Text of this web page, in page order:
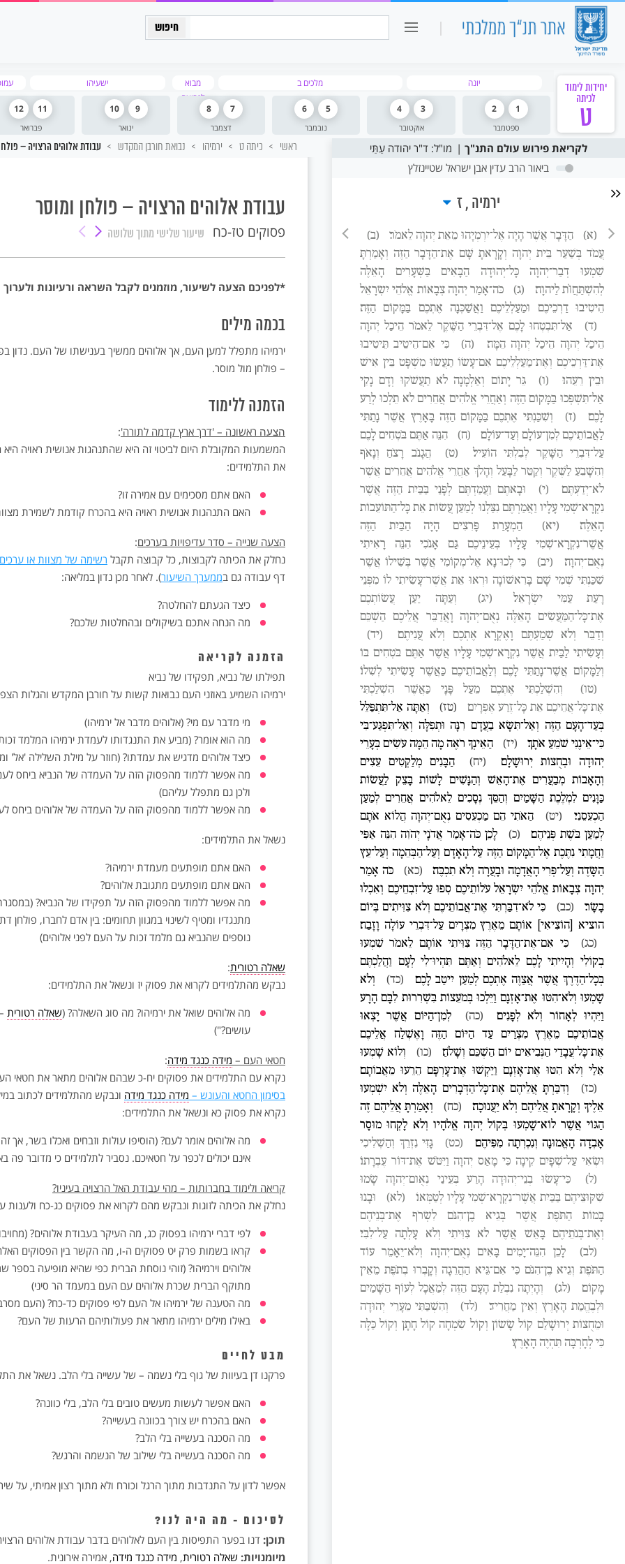
חיפוש:
כיתה ו כיתה יב
יחידות לימוד
לכיתה
ט
יונה מלכים ב
מבוא
לנבואה
ישעיהו
ספטמבר
1
2
אוקטובר
3
4
נובמבר
5
6
דצמבר
7
8
ינואר
9
10
פברואר
11
12
לקריאת פירוש עולם התנ"ך
מו"ל: ד"ר יהודה עַתַּי
ביאור הרב עדין אבן ישראל שטיינזלץ
ירמיה ז
(א) הַדָּבָר אֲשֶׁר הָיָה אֶל־יִרְמְיָהוּ מֵאֵת יְהוָה לֵאמֹר׃
(ב)
עֲמֹד בְּשַׁעַר בֵּית יְהוָה וְקָרָאתָ שָּׁם אֶת־הַדָּבָר הַזֶּה וְאָמַרְתָּ
שִׁמְעוּ דְבַר־יְהוָה כָּל־יְהוּדָה הַבָּאִים בַּשְּׁעָרִים הָאֵלֶּה
לְהִשְׁתַּחֲוֺת לַיהוָה׃
(ג)
כֹּה־אָמַר יְהוָה צְבָאוֹת אֱלֹהֵי יִשְׂרָאֵל
הֵיטִיבוּ דַרְכֵיכֶם וּמַעַלְלֵיכֶם וַאֲשַׁכְּנָה אֶתְכֶם בַּמָּקוֹם הַזֶּה׃
(ד)
אַל־תִּבְטְחוּ לָכֶם אֶל־דִּבְרֵי הַשֶּׁקֶר לֵאמֹר הֵיכַל יְהוָה
הֵיכַל יְהוָה הֵיכַל יְהוָה הֵמָּה׃
(ה)
כִּי אִם־הֵיטֵיב תֵּיטִיבוּ
אֶת־דַּרְכֵיכֶם וְאֶת־מַעַלְלֵיכֶם אִם־עָשׂוֹ תַעֲשׂוּ מִשְׁפָּט בֵּין אִישׁ
וּבֵין רֵעֵהוּ׃
(ו)
גֵּר יָתוֹם וְאַלְמָנָה לֹא תַעֲשֹׁקוּ וְדָם נָקִי
אַל־תִּשְׁפְּכוּ בַּמָּקוֹם הַזֶּה וְאַחֲרֵי אֱלֹהִים אֲחֵרִים לֹא תֵלְכוּ לְרַע
לָכֶם׃
(ז)
וְשִׁכַּנְתִּי אֶתְכֶם בַּמָּקוֹם הַזֶּה בָּאָרֶץ אֲשֶׁר נָתַתִּי
לַאֲבוֹתֵיכֶם לְמִן־עוֹלָם וְעַד־עוֹלָם׃
(ח)
הִנֵּה אַתֶּם בֹּטְחִים לָכֶם
עַל־דִּבְרֵי הַשָּׁקֶר לְבִלְתִּי הוֹעִיל׃
(ט)
הֲגָנֹב רָצֹחַ וְנָאֹף
וְהִשָּׁבֵעַ לַשֶּׁקֶר וְקַטֵּר לַבָּעַל וְהָלֹךְ אַחֲרֵי אֱלֹהִים אֲחֵרִים אֲשֶׁר
לֹא־יְדַעְתֶּם׃
(י)
וּבָאתֶם וַעֲמַדְתֶּם לְפָנַי בַּבַּיִת הַזֶּה אֲשֶׁר
נִקְרָא־שְׁמִי עָלָיו וַאֲמַרְתֶּם נִצַּלְנוּ לְמַעַן עֲשׂוֹת אֵת כָּל־הַתּוֹעֵבוֹת
הָאֵלֶּה׃
(יא)
הַמְעָרַת פָּרִצִים הָיָה הַבַּיִת הַזֶּה
אֲשֶׁר־נִקְרָא־שְׁמִי עָלָיו בְּעֵינֵיכֶם גַּם אָנֹכִי הִנֵּה רָאִיתִי
נְאֻם־יְהוָה׃
(יב)
כִּי לְכוּ־נָא אֶל־מְקוֹמִי אֲשֶׁר בְּשִׁילוֹ אֲשֶׁר
שִׁכַּנְתִּי שְׁמִי שָׁם בָּרִאשׁוֹנָה וּרְאוּ אֵת אֲשֶׁר־עָשִׂיתִי לוֹ מִפְּנֵי
רָעַת עַמִּי יִשְׂרָאֵל׃
(יג)
וְעַתָּה יַעַן עֲשׂוֹתְכֶם
אֶת־כָּל־הַמַּעֲשִׂים הָאֵלֶּה נְאֻם־יְהוָה וָאֲדַבֵּר אֲלֵיכֶם הַשְׁכֵּם
וְדַבֵּר וְלֹא שְׁמַעְתֶּם וָאֶקְרָא אֶתְכֶם וְלֹא עֲנִיתֶם׃
(יד)
וְעָשִׂיתִי לַבַּיִת אֲשֶׁר נִקְרָא־שְׁמִי עָלָיו אֲשֶׁר אַתֶּם בֹּטְחִים בּוֹ
וְלַמָּקוֹם אֲשֶׁר־נָתַתִּי לָכֶם וְלַאֲבוֹתֵיכֶם כַּאֲשֶׁר עָשִׂיתִי לְשִׁלוֹ׃
(טו)
וְהִשְׁלַכְתִּי אֶתְכֶם מֵעַל פָּנָי כַּאֲשֶׁר הִשְׁלַכְתִּי
אֶת־כָּל־אֲחֵיכֶם אֵת כָּל־זֶרַע אֶפְרָיִם׃
(טז)
וְאַתָּה אַל־תִּתְפַּלֵּל
בְּעַד־הָעָם הַזֶּה וְאַל־תִּשָּׂא בַעֲדָם רִנָּה וּתְפִלָּה וְאַל־תִּפְגַּע־בִּי
כִּי־אֵינֶנִּי שֹׁמֵעַ אֹתָךְ׃
(יז)
הַאֵינְךָ רֹאֶה מָה הֵמָּה עֹשִׂים בְּעָרֵי
יְהוּדָה וּבְחֻצוֹת יְרוּשָׁלִָם׃
(יח)
הַבָּנִים מְלַקְּטִים עֵצִים
וְהָאָבוֹת מְבַעֲרִים אֶת־הָאֵשׁ וְהַנָּשִׁים לָשׁוֹת בָּצֵק לַעֲשׂוֹת
כַּוָּנִים לִמְלֶכֶת הַשָּׁמַיִם וְהַסֵּךְ נְסָכִים לֵאלֹהִים אֲחֵרִים לְמַעַן
הַכְעִסֵנִי׃
(יט)
הַאֹתִי הֵם מַכְעִסִים נְאֻם־יְהוָה הֲלוֹא אֹתָם
לְמַעַן בֹּשֶׁת פְּנֵיהֶם׃
(כ)
לָכֵן כֹּה־אָמַר אֲדֹנָי יְהֹוִה הִנֵּה אַפִּי
וַחֲמָתִי נִתֶּכֶת אֶל־הַמָּקוֹם הַזֶּה עַל־הָאָדָם וְעַל־הַבְּהֵמָה וְעַל־עֵץ
הַשָּׂדֶה וְעַל־פְּרִי הָאֲדָמָה וּבָעֲרָה וְלֹא תִכְבֶּה׃
(כא)
כֹּה אָמַר
יְהוָה צְבָאוֹת אֱלֹהֵי יִשְׂרָאֵל עֹלוֹתֵיכֶם סְפוּ עַל־זִבְחֵיכֶם וְאִכְלוּ
בָשָׂר׃
(כב)
כִּי לֹא־דִבַּרְתִּי אֶת־אֲבוֹתֵיכֶם וְלֹא צִוִּיתִים בְּיוֹם
הוציא [הוֹצִיאִי] אוֹתָם מֵאֶרֶץ מִצְרָיִם עַל־דִּבְרֵי עוֹלָה וָזָבַח׃
(כג)
כִּי אִם־אֶת־הַדָּבָר הַזֶּה צִוִּיתִי אוֹתָם לֵאמֹר שִׁמְעוּ
בְקוֹלִי וְהָיִיתִי לָכֶם לֵאלֹהִים וְאַתֶּם תִּהְיוּ־לִי לְעָם וַהֲלַכְתֶּם
בְּכָל־הַדֶּרֶךְ אֲשֶׁר אֲצַוֶּה אֶתְכֶם לְמַעַן יִיטַב לָכֶם׃
(כד)
וְלֹא
שָׁמְעוּ וְלֹא־הִטּוּ אֶת־אָזְנָם וַיֵּלְכוּ בְּמֹעֵצוֹת בִּשְׁרִרוּת לִבָּם הָרָע
וַיִּהְיוּ לְאָחוֹר וְלֹא לְפָנִים׃
(כה)
לְמִן־הַיּוֹם אֲשֶׁר יָצְאוּ
אֲבוֹתֵיכֶם מֵאֶרֶץ מִצְרַיִם עַד הַיּוֹם הַזֶּה וָאֶשְׁלַח אֲלֵיכֶם
אֶת־כָּל־עֲבָדַי הַנְּבִיאִים יוֹם הַשְׁכֵּם וְשָׁלֹחַ׃
(כו)
וְלוֹא שָׁמְעוּ
אֵלַי וְלֹא הִטּוּ אֶת־אָזְנָם וַיַּקְשׁוּ אֶת־עָרְפָּם הֵרֵעוּ מֵאֲבוֹתָם׃
(כז)
וְדִבַּרְתָּ אֲלֵיהֶם אֶת־כָּל־הַדְּבָרִים הָאֵלֶּה וְלֹא יִשְׁמְעוּ
אֵלֶיךָ וְקָרָאתָ אֲלֵיהֶם וְלֹא יַעֲנוּכָה׃
(כח)
וְאָמַרְתָּ אֲלֵיהֶם זֶה
הַגּוֹי אֲשֶׁר לוֹא־שָׁמְעוּ בְּקוֹל יְהוָה אֱלֹהָיו וְלֹא לָקְחוּ מוּסָר
אָבְדָה הָאֱמוּנָה וְנִכְרְתָה מִפִּיהֶם׃
(כט)
גָּזִּי נִזְרֵךְ וְהַשְׁלִיכִי
וּשְׂאִי עַל־שְׁפָיִם קִינָה כִּי מָאַס יְהוָה וַיִּטֹּשׁ אֶת־דּוֹר עֶבְרָתוֹ׃
(ל)
כִּי־עָשׂוּ בְנֵי־יְהוּדָה הָרַע בְּעֵינַי נְאֻום־יְהוָה שָׂמוּ
שִׁקּוּצֵיהֶם בַּבַּיִת אֲשֶׁר־נִקְרָא־שְׁמִי עָלָיו לְטַמְּאוֹ׃
(לא)
וּבָנוּ
בָּמוֹת הַתֹּפֶת אֲשֶׁר בְּגֵיא בֶן־הִנֹּם לִשְׂרֹף אֶת־בְּנֵיהֶם
וְאֶת־בְּנֹתֵיהֶם בָּאֵשׁ אֲשֶׁר לֹא צִוִּיתִי וְלֹא עָלְתָה עַל־לִבִּי׃
(לב)
לָכֵן הִנֵּה־יָמִים בָּאִים נְאֻם־יְהוָה וְלֹא־יֵאָמֵר עוֹד
הַתֹּפֶת וְגֵיא בֶן־הִנֹּם כִּי אִם־גֵּיא הַהֲרֵגָה וְקָבְרוּ בְתֹפֶת מֵאֵין
מָקוֹם׃
(לג)
וְהָיְתָה נִבְלַת הָעָם הַזֶּה לְמַאֲכָל לְעוֹף הַשָּׁמַיִם
וּלְבֶהֱמַת הָאָרֶץ וְאֵין מַחֲרִיד׃
(לד)
וְהִשְׁבַּתִּי מֵעָרֵי יְהוּדָה
וּמֵחֻצוֹת יְרוּשָׁלִַם קוֹל שָׂשׂוֹן וְקוֹל שִׂמְחָה קוֹל חָתָן וְקוֹל כַּלָּה
כִּי לְחָרְבָּה תִּהְיֶה הָאָרֶץ׃
ראשי כיתה ט ירמיהו נבואת חורבן המקדש עבודת אלוהים הרצויה –
עבודת אלוהים הרצויה – פולחן ומוסר
פסוקים טז-כח שיעור שלישי מתוך שלושה
*לפניכם הצעה לשיעור, מוזמנים לקבל השראה ורעיונות
בכמה מילים
ירמיהו מתפלל למען העם, אך אלוהים ממשיך בענישתו של העם. נדון
– פולחן מול מוסר.
הזמנה ללימוד
הצעה ראשונה – 'דרך ארץ קדמה לתורה':
המשמעות המקובלת היום לביטוי זה היא שהתנהגות אנושית ראויה
את התלמידים:
האם אתם מסכימים עם אמירה זו?
האם התנהגות אנושית ראויה היא בהכרח קודמת לשמירת
הצעה שנייה – סדר עדיפויות בערכים:
נחלק את הכיתה לקבוצות, כל קבוצה תקבל רשימה של מצוות או ערכים
דף עבודה גם בממערך השיעור). לאחר מכן נדון במליאה:
כיצד הגעתם להחלטה?
מה הנחה אתכם בשיקולים ובהחלטות שלכם?
הזמנה לקריאה
תפילתו של נביא, תפקידו של נביא
ירמיהו השמיע באוזני העם נבואות קשות על חורבן המקדש והגלות
מי מדבר עם מי? (אלוהים מדבר אל ירמיהו)
מה הוא אומר? (מביע את התנגדותו לעמדת ירמיהו המלמד
כיצד אלוהים מדגיש את עמדתו? (חוזר על מילת השלילה 'אל'
מה אפשר ללמוד מהפסוק הזה על העמדה של הנביא ביחס
ולכן גם מתפלל עליהם)
מה אפשר ללמוד מהפסוק הזה על העמדה של אלוהים ביחס
נשאל את התלמידים:
האם אתם מופתעים מעמדת ירמיהו?
האם אתם מופתעים מתגובת אלוהים?
מה אפשר ללמוד מהפסוק הזה על תפקידו של הנביא?
מתנגדיו ומטיף לשינוי במגוון תחומים: בין אדם לחברו,
נוספים שהנביא גם מלמד זכות על העם לפני אלוהים)
שאלה רטורית:
נבקש מהתלמידים לקרוא את פסוק יז ונשאל את התלמידים:
מה אלוהים שואל את ירמיהו? מה סוג השאלה? (שאלה רטורית
עושים?")
חטאי העם – מידה כנגד מידה:
נקרא עם התלמידים את פסוקים יח-כ שבהם אלוהים מתאר את חטאי
בסימון החטא והעונש – מידה כנגד מידה ונבקש מהתלמידים לכתוב
נקרא את פסוק כא ונשאל את התלמידים:
מה אלוהים אומר לעם? (הוסיפו עולות וזבחים ואכלו בשר, אך
אינם יכולים לכפר על חטאיכם. נסביר לתלמידים כי מדובר פה
קריאה ולימוד בחברותות – מהי עבודת האל הרצויה בעיניו?
נחלק את הכיתה לזוגות ונבקש מהם לקרוא את פסוקים כג-כח ולענות
לפי דברי ירמיהו בפסוק כג, מה העיקר בעבודת אלוהים?
קראו בשמות פרק יט פסוקים ה-ו, מה הקשר בין הפסוקים
אלוהים וירמיהו? (זוהי נוסחת הברית כפי שהיא מופיעה בספר
מתוקף הברית שכרת אלוהים עם העם במעמד הר סיני)
מה הטענה של ירמיהו אל העם לפי פסוקים כד-כח? (העם
באילו מילים ירמיהו מתאר את פעולותיהם הרעות של העם?
מבט לחיים
פרקנו דן בעיוות של גוף בלי נשמה – של עשייה בלי הלב. נשאל את
האם אפשר לעשות מעשים טובים בלי הלב, בלי כוונה?
האם בהכרח יש צורך בכוונה בעשייה?
מה הסכנה בעשייה בלי הלב?
מה הסכנה בעשייה בלי שילוב של הנשמה והרגש?
אפשר לדון על התנדבות מתוך הרגל וכורח ולא מתוך רצון אמיתי, על
לסיכום - מה היה לנו?
תוכן: דנו בפער התפיסות בין העם לאלוהים בדבר עבודת אלוהים
מיומנויות: שאלה רטורית, מידה כנגד מידה, אמירה אירונית.